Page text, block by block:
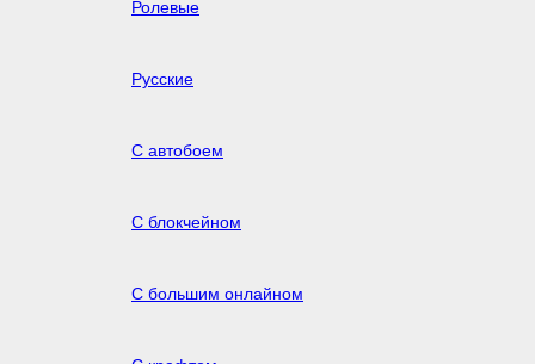
Ролевые
Русские
С автобоем
С блокчейном
С большим онлайном